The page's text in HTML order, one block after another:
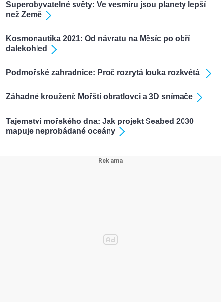
Superobyvatelné světy: Ve vesmíru jsou planety lepší
než Země
Kosmonautika 2021: Od návratu na Měsíc po obří
dalekohled
Podmořské zahradnice: Proč rozrytá louka rozkvétá
Záhadné kroužení: Mořští obratlovci a 3D snímače
Tajemství mořského dna: Jak projekt Seabed 2030
mapuje neprobádané oceány